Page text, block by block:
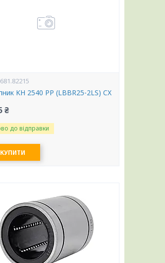
KH 2540 PP (LBBR25-2LS) CX
₴
до відправки
КУПИТИ